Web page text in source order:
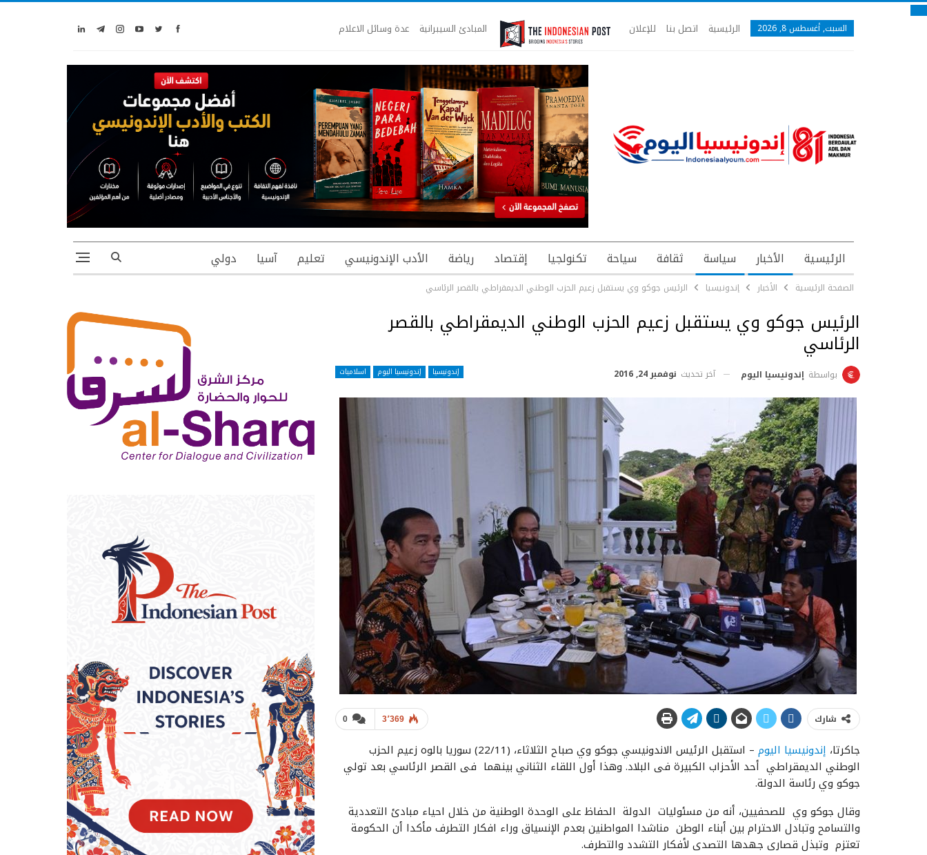
السبت, أغسطس 8, 2026 الرئيسية اتصل بنا للإعلان المبادئ السيبرانية عدة وسائل الاعلام
الرئيسية الأخبار سياسة ثقافة سياحة تكنولجيا إقتصاد رياضة الأدب الإندونيسي تعليم آسيا دولي
الصفحة الرئيسية الأخبار إندونيسيا الرئيس جوكو وي يستقبل زعيم الحزب الوطني الديمقراطي بالقصر الرئاسي
الرئيس جوكو وي يستقبل زعيم الحزب الوطني الديمقراطي بالقصر
الرئاسي
إندونيسيا إندونيسيا اليوم اسلاميات بواسطة إندونيسيا اليوم آخر تحديث نوفمبر 24, 2016
0 3٬369 شارك
جاكرتا، إندونيسيا اليوم
– استقبل الرئيس الاندونيسي جوكو وي صباح الثلاثاء، (22/11) سوريا بالوه زعيم الحزب
الوطني الديمقراطي أحد الأحزاب الكبيرة فى البلاد. وهذا أول اللقاء الثناني بينهما فى القصر الرئاسي بعد تولي
جوكو وي رئاسة الدولة.
وقال جوكو وي للصحفيين، أنه من مسئوليات الدولة الحفاظ على الوحدة الوطنية من خلال احياء مبادئ التعددية
والتسامح وتبادل الاحترام بين أبناء الوطن مناشدا المواطنين بعدم الإنسياق وراء افكار التطرف مأكدا أن الحكومة
تعتزم وتبذل قصارى جهدها التصدى لأفكار التشدد والتطرف.